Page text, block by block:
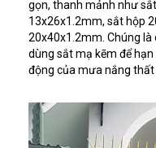
gọn, thanh mảnh như
13x26x1.2mm, sắt hộp
20x40x1.2mm. Chúng
dùng sắt mạ kẽm để
động của mưa nắng thất